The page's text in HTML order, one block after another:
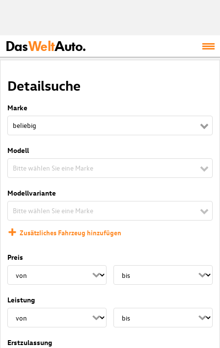
DasWeltAuto.
Detailsuche
Marke
beliebig
Modell
Bitte wählen Sie eine Marke
Modellvariante
Bitte wählen Sie eine Marke
Zusätzliches Fahrzeug hinzufügen
Preis
Leistung
Erstzulassung